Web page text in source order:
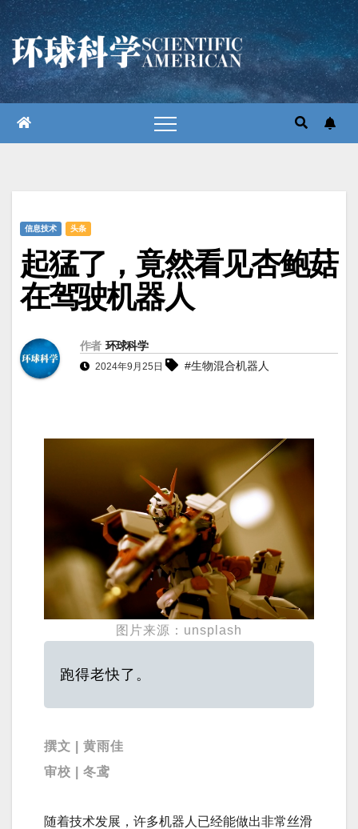
跳
至
内
容
信息技术 头条
起猛了，竟然看见杏鲍菇
在驾驶机器人
作者 环球科学
2024年9月25日 #生物混合机器人
图片来源：unsplash
跑得老快了。
撰文 | 黄雨佳
审校 | 冬鸢
随着技术发展，许多机器人已经能做出非常丝滑